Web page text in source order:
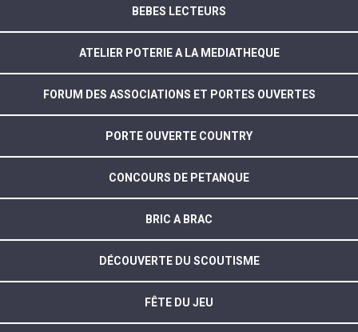
BEBES LECTEURS
ATELIER POTERIE A LA MEDIATHEQUE
FORUM DES ASSOCIATIONS ET PORTES OUVERTES
PORTE OUVERTE COUNTRY
CONCOURS DE PETANQUE
BRIC A BRAC
DÉCOUVERTE DU SCOUTISME
FÊTE DU JEU